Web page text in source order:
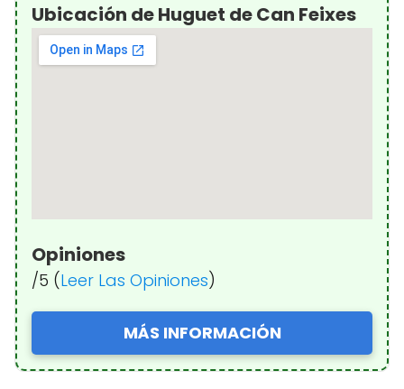
Ubicación de Huguet de Can Feixes
Opiniones
/5 (Leer Las Opiniones)
MÁS INFORMACIÓN